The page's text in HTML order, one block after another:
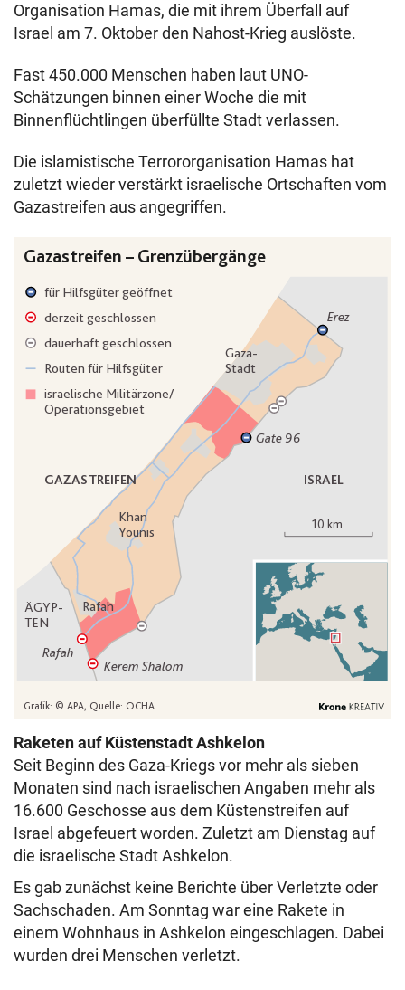
Organisation Hamas, die mit ihrem Überfall auf
Israel am 7. Oktober den Nahost-Krieg auslöste.
Fast 450.000 Menschen haben laut UNO-
Schätzungen binnen einer Woche die mit
Binnenflüchtlingen überfüllte Stadt verlassen.
Die islamistische Terrororganisation Hamas hat
zuletzt wieder verstärkt israelische Ortschaften vom
Gazastreifen aus angegriffen.
Raketen auf Küstenstadt Ashkelon
Seit Beginn des Gaza-Kriegs vor mehr als sieben
Monaten sind nach israelischen Angaben mehr als
16.600 Geschosse aus dem Küstenstreifen auf
Israel abgefeuert worden. Zuletzt am Dienstag auf
die israelische Stadt Ashkelon.
Es gab zunächst keine Berichte über Verletzte oder
Sachschaden. Am Sonntag war eine Rakete in
einem Wohnhaus in Ashkelon eingeschlagen. Dabei
wurden drei Menschen verletzt.